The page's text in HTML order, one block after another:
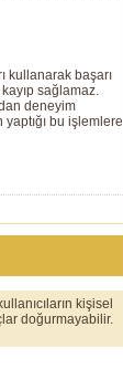
kullanarak başarı
sağlamaz.
deneyim
bu işlemlere
kişisel
doğurmayabilir.